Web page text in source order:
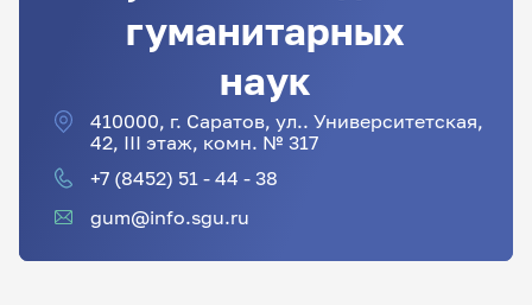
гуманитарных
наук
410000, г. Саратов, ул.. Университетская,
42, III этаж, комн. № 317
+7 (8452) 51 - 44 - 38
gum@info.sgu.ru